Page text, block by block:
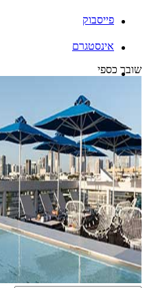
פייסבוק
אינסטגרם
שובר כספי